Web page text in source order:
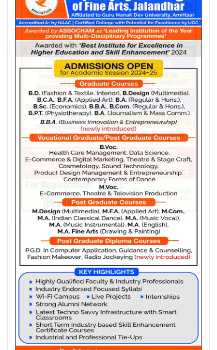
Posted On:6 Aug 2026
लम्बा पिंड चौक से जंडू सिंघा रोड के बदहाल
हालातों को लेकर भाजपा का रोष प्रदर्शन